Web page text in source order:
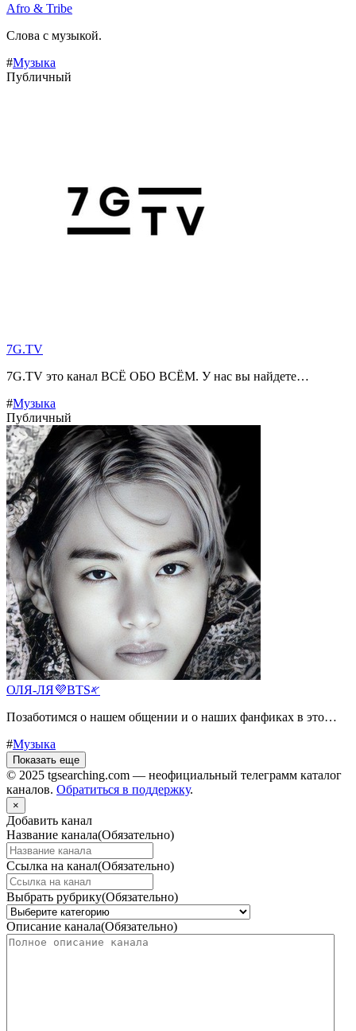
Afro & Tribe
Слова с музыкой.
#Музыка
Публичный
7G.TV
7G.TV это канал ВСЁ ОБО ВСЁМ. У нас вы найдете…
#Музыка
Публичный
ОЛЯ-ЛЯ💜BTS𐤀
Позаботимся о нашем общении и о наших фанфиках в это…
#Музыка
Показать еще
© 2025 tgsearching.com — неофициальный телеграмм каталог
каналов. Обратиться в поддержку.
×
Добавить канал
Название канала(Обязательно)
Ссылка на канал(Обязательно)
Выбрать рубрику(Обязательно)
Описание канала(Обязательно)